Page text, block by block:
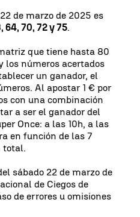
de marzo de 2025 es
64, 70, 72 y 75.
que tiene hasta 80
los números acertados
un ganador, el
Al apostar 1 € por
con una combinación
a ser el ganador del
Once: a las 10h, a las
en función de las 7
total.
sábado 22 de marzo de
de Ciegos de
de errores u omisiones